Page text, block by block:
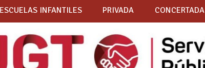
ESCUELAS INFANTILES PRIVADA CONCERTADA